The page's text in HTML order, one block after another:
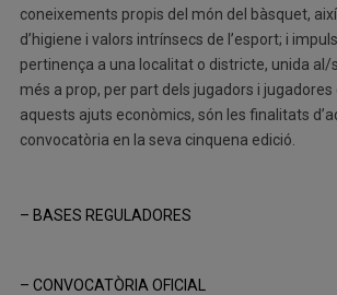
coneixements propis del món del bàsquet,
d’higiene i valors intrínsecs de l’esport; i
pertinença a una localitat o districte, unida al/
més a prop, per part dels jugadors i jugadores
aquests ajuts econòmics, són les finalitats
convocatòria en la seva cinquena edició.
– BASES REGULADORES
– CONVOCATÒRIA OFICIAL